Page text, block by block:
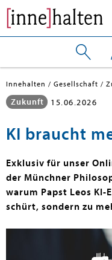
Innehalten Gesellschaft
Zukunft 15.06.2026
KI braucht
Exklusiv für unser
der Münchner
warum Papst Leos KI-
schürt, sondern zu